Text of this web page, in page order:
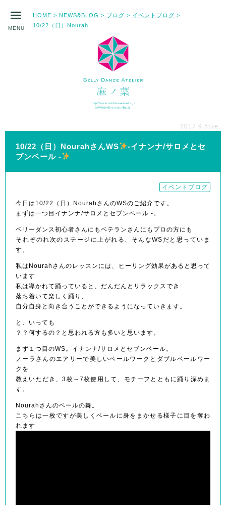
MENU
HOME > NEWS&BLOG > ブログ > イベントブログ >
2017.9.5tue.
10/22（日）NourahさんWS
-イナンナ/サロメとセ
ブンベール -
イベントブログ
今日は10/22（日）NourahさんのWSのご紹介です。
まずは一つ目イナンナ/サロメとセブンベール -。
ベリーダンス初心者さんにもベテランさんにもプロの方にも
それぞのれ次のステージに上がれる、そんなWSだと思っていま
す。
私はNourahさんのレッスンには、ヒーリング効果があると思って
います
私は導かれて踊っていると、だんだんとリラックスでき
落ち着いて楽しく踊り、
自分自身と向き合うことができるようになっていきます。
と、いっても
？？何するの？と思われる方も多いと思います。
まず１つ目のWS。イナンナ/サロメとセブンベール。
ノーラさんのエアリーで美しいベールワークとダブルベールワー
クを
教えいただき、3枚～7枚使用して、モチーフとともに踊り深めま
す。
Nourahさんのベールの舞。
こちらは一枚ですが美しくベールに身をまかせる様子に目を奪わ
れます